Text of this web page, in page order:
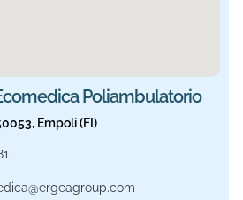
Poliambulatorio
Empoli (FI)
Ecomedica Poliambulatorio